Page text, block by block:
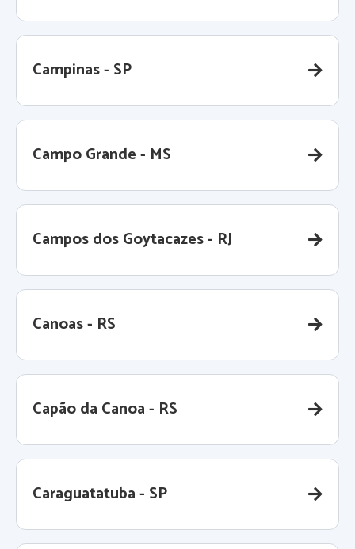
Campinas - SP
Campo Grande - MS
Campos dos Goytacazes - RJ
Canoas - RS
Capão da Canoa - RS
Caraguatatuba - SP